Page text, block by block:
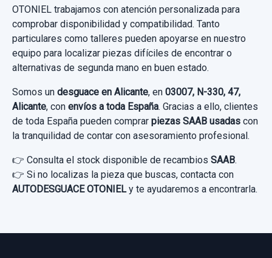
4855201 3 PINS
CERRADURA PUERTA TRASERA DERECHA...
usado.
SAAB 9-5 BERLINA 1.9 TID LINEAR SPORT
Garantía 1 año
Ref:727658 OEM:4855201
14,04 €
Sin IVA, gastos de envío no incluidos.
INTERRUPTOR
INTERRUPTOR usado.
ESPEJO INTERIOR
Ref:727714
30,00 €
Sin IVA, gastos de envío no incluidos.
Consultar por whatsapp
OTONIEL trabajamos con atención personalizada para
comprobar disponibilidad y compatibilidad. Tanto
particulares como talleres pueden apoyarse en nuestro
equipo para localizar piezas difíciles de encontrar o
alternativas de segunda mano en buen estado.
Somos un desguace en Alicante, en 03007, N-330, 47,
Alicante, con envíos a toda España. Gracias a ello, clientes
de toda España pueden comprar piezas SAAB usadas con
la tranquilidad de contar con asesoramiento profesional.
👉 Consulta el stock disponible de recambios SAAB.
👉 Si no localizas la pieza que buscas, contacta con
AUTODESGUACE OTONIELy te ayudaremos a encontrarla.